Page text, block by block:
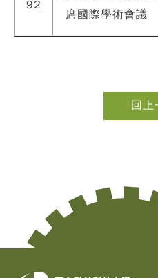
92
席國際學術會議